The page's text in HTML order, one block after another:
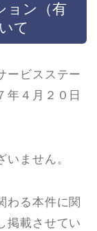
ョン（有
て
ービスステー
年４月２０日
ません。
わる本件に関
掲載させてい